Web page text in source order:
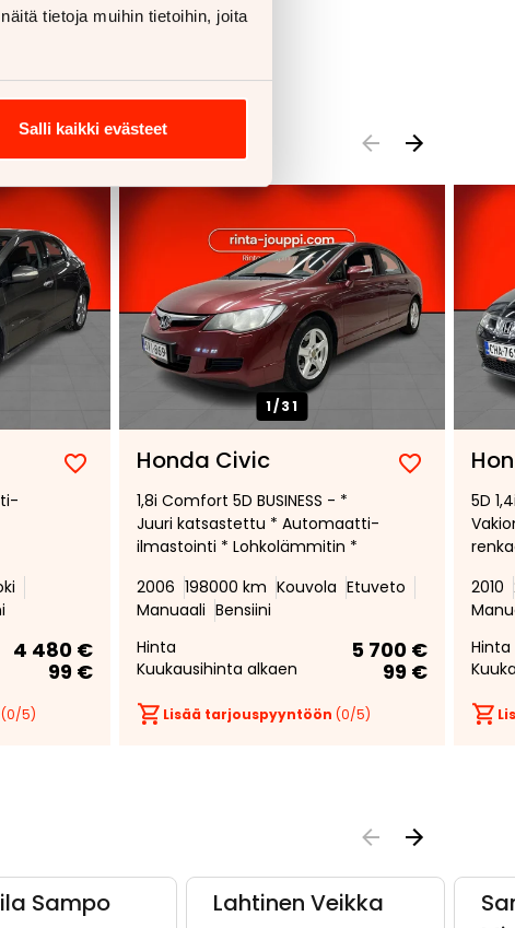
tietoja muihin tietoihin, joita
Salli kaikki evästeet
Lisää
suosikiksi
Poista
suosikeista
4 480 €
99 €
(0/5)
1/31
Honda Civic
Lisää
suosikiksi
Poista
1,8i Comfort 5D BUSINESS - *
Juuri katsastettu * Automaatti-
ilmastointi * Lohkolämmitin *
2006 198000 km Kouvola Etuveto
Manuaali Bensiini
Hinta
5 700 €
Kuukausihinta alkaen 99 €
Lisää tarjouspyyntöön (0/5)
5D
2010
Hinta
Sampo Lahtinen Veikka